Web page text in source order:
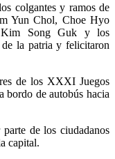
colgantes y ramos de
Yun Chol, Choe Hyo
Song Guk y los
la patria y felicitaron
de los XXXI Juegos
bordo de autobús hacia
de los ciudadanos
capital.